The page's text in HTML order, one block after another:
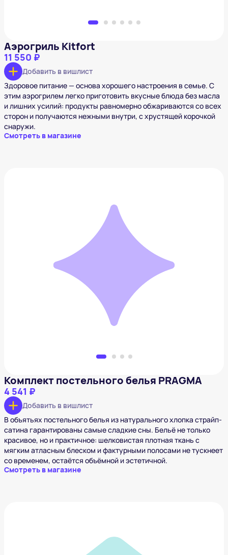
Аэрогриль Kitfort
11 550 ₽
Добавить в вишлист
Здоровое питание — основа хорошего настроения в семье. С
этим аэрогрилем легко приготовить вкусные блюда без масла
и лишних усилий: продукты равномерно обжариваются со всех
сторон и получаются нежными внутри, с хрустящей корочкой
снаружи.
Смотреть в магазине
Комплект постельного белья PRAGMA
Добавить в вишлист
Комплект постельного белья PRAGMA
4 541 ₽
Добавить в вишлист
В объятьях постельного белья из натурального хлопка страйп-
сатина гарантированы самые сладкие сны. Бельё не только
красивое, но и практичное: шелковистая плотная ткань с
мягким атласным блеском и фактурными полосами не тускнеет
со временем, остаётся объёмной и эстетичной.
Смотреть в магазине